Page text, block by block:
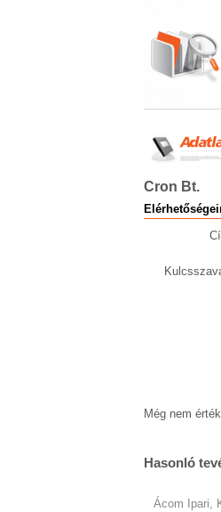
Cron Bt.
Még nem
Hasonló
Ácom Ipari,